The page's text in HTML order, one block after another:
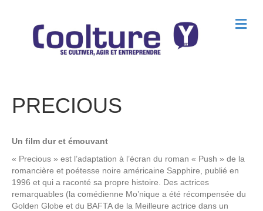
M
e
PRECIOUS
Un film dur et émouvant
« Precious » est l’adaptation à l’écran du roman « Push » de la
romancière et poétesse noire américaine Sapphire, publié en
1996 et qui a raconté sa propre histoire. Des actrices
remarquables (la comédienne Mo’nique a été récompensée du
Golden Globe et du BAFTA de la Meilleure actrice dans un